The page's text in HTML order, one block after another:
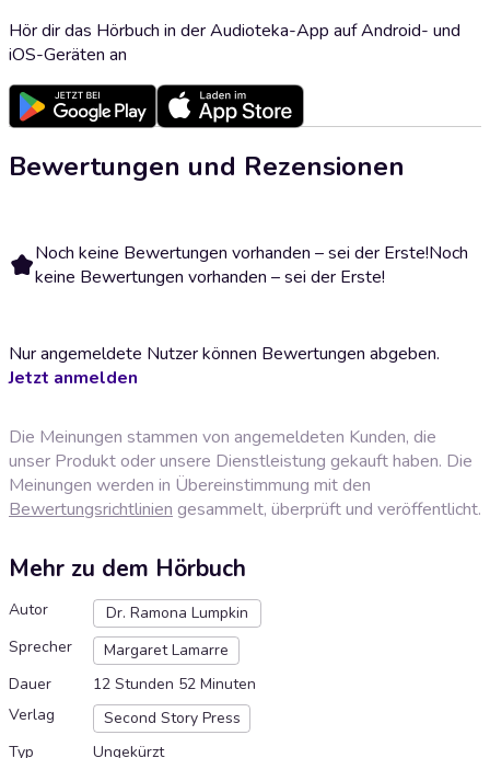
Hör dir das Hörbuch in der Audioteka-App auf Android- und
iOS-Geräten an
Bewertungen und Rezensionen
Noch keine Bewertungen vorhanden – sei der Erste!Noch
keine Bewertungen vorhanden – sei der Erste!
Nur angemeldete Nutzer können Bewertungen abgeben.
Jetzt anmelden
Die Meinungen stammen von angemeldeten Kunden, die
unser Produkt oder unsere Dienstleistung gekauft haben. Die
Meinungen werden in Übereinstimmung mit den
Bewertungsrichtlinien gesammelt, überprüft und veröffentlicht.
Mehr zu dem Hörbuch
Autor
Dr. Ramona Lumpkin
Sprecher
Margaret Lamarre
Dauer
12 Stunden 52 Minuten
Verlag
Second Story Press
Typ
Ungekürzt